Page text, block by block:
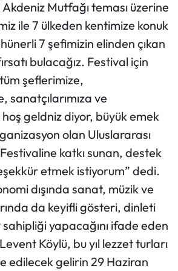
Akdeniz Mutfağı teması üzerine
ile 7 ülkeden kentimize konuk
7 şefimizin elinden çıkan
bulacağız. Festival için
şeflerimize,
sanatçılarımıza ve
hoş geldniz diyor, büyük emek
olan Uluslararası
katkı sunan, destek
etmek istiyorum” dedi.
dışında sanat, müzik ve
da keyifli gösteri, dinleti
yapacağını ifade eden
Köylü, bu yıl lezzet turları
edilecek gelirin 29 Haziran